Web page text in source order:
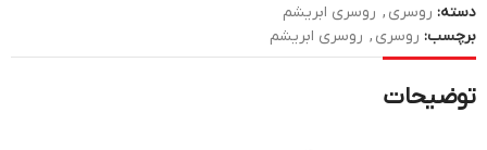
دسته: روسری , روسری ابریشم
برچسب: روسری , روسری ابریشم
توضیحات